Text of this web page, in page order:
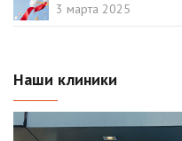
3 марта 2025
Наши клиники